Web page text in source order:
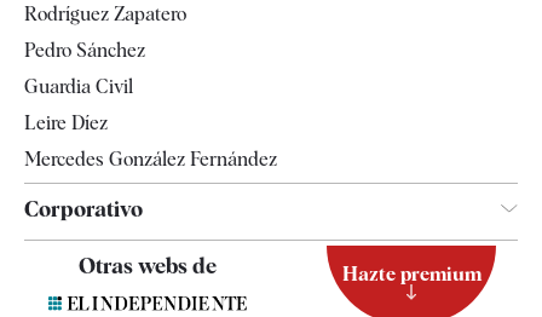
Televisión
Rodríguez Zapatero
Pedro Sánchez
Guardia Civil
Leire Díez
Mercedes González Fernández
Corporativo
Otras webs de Hazte premium